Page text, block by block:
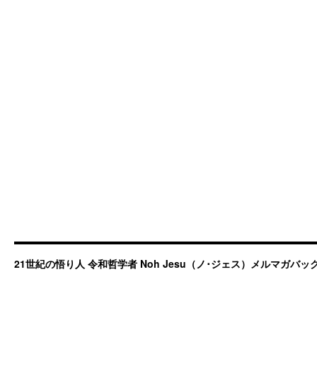
21世紀の悟り人 令和哲学者 Noh Jesu（ノ･ジェス）メルマガバッ